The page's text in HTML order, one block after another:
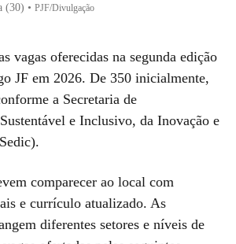
(30) • PJF/Divulgação
vagas oferecidas na segunda edição
JF em 2026. De 350 inicialmente,
a Secretaria de
e Inclusivo, da Inovação e
comparecer ao local com
e currículo atualizado. As
diferentes setores e níveis de